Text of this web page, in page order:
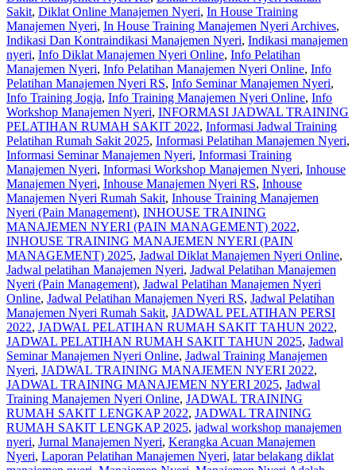
Sakit, Diklat Online Manajemen Nyeri, In House Training
Manajemen Nyeri, In House Training Manajemen Nyeri Archives,
Indikasi Dan Kontraindikasi Manajemen Nyeri, Indikasi manajemen
nyeri, Info Diklat Manajemen Nyeri Online, Info Pelatihan
Manajemen Nyeri, Info Pelatihan Manajemen Nyeri Online, Info
Pelatihan Manajemen Nyeri RS, Info Seminar Manajemen Nyeri,
Info Training Jogja, Info Training Manajemen Nyeri Online, Info
Workshop Manajemen Nyeri, INFORMASI JADWAL TRAINING
PELATIHAN RUMAH SAKIT 2022, Informasi Jadwal Training
Pelatihan Rumah Sakit 2025, Informasi Pelatihan Manajemen Nyeri,
Informasi Seminar Manajemen Nyeri, Informasi Training
Manajemen Nyeri, Informasi Workshop Manajemen Nyeri, Inhouse
Manajemen Nyeri, Inhouse Manajemen Nyeri RS, Inhouse
Manajemen Nyeri Rumah Sakit, Inhouse Training Manajemen
Nyeri (Pain Management), INHOUSE TRAINING
MANAJEMEN NYERI (PAIN MANAGEMENT) 2022,
INHOUSE TRAINING MANAJEMEN NYERI (PAIN
MANAGEMENT) 2025, Jadwal Diklat Manajemen Nyeri Online,
Jadwal pelatihan Manajemen Nyeri, Jadwal Pelatihan Manajemen
Nyeri (Pain Management), Jadwal Pelatihan Manajemen Nyeri
Online, Jadwal Pelatihan Manajemen Nyeri RS, Jadwal Pelatihan
Manajemen Nyeri Rumah Sakit, JADWAL PELATIHAN PERSI
2022, JADWAL PELATIHAN RUMAH SAKIT TAHUN 2022,
JADWAL PELATIHAN RUMAH SAKIT TAHUN 2025, Jadwal
Seminar Manajemen Nyeri Online, Jadwal Training Manajemen
Nyeri, JADWAL TRAINING MANAJEMEN NYERI 2022,
JADWAL TRAINING MANAJEMEN NYERI 2025, Jadwal
Training Manajemen Nyeri Online, JADWAL TRAINING
RUMAH SAKIT LENGKAP 2022, JADWAL TRAINING
RUMAH SAKIT LENGKAP 2025, jadwal workshop manajemen
nyeri, Jurnal Manajemen Nyeri, Kerangka Acuan Manajemen
Nyeri, Laporan Pelatihan Manajemen Nyeri, latar belakang diklat